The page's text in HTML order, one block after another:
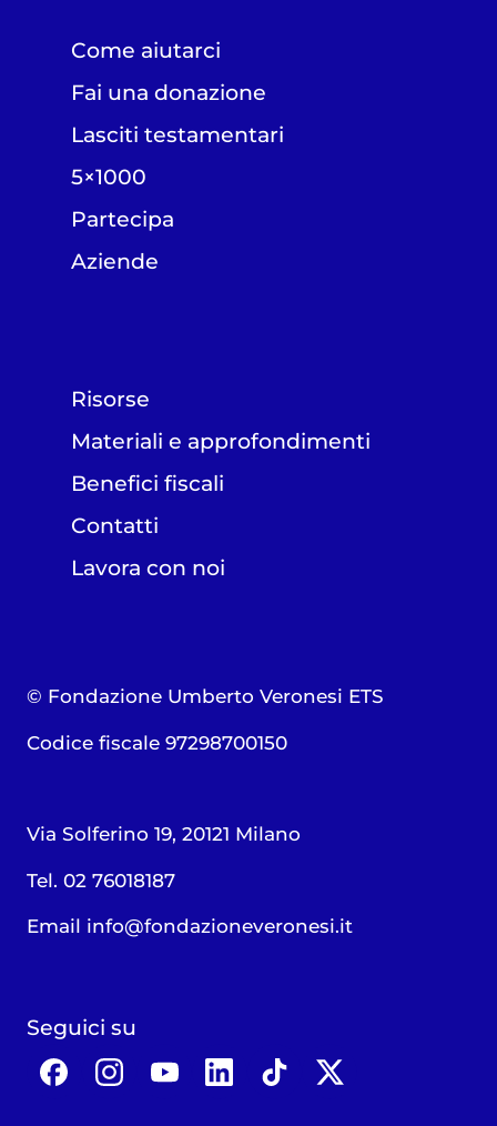
Come aiutarci
Fai una donazione
Lasciti testamentari
5×1000
Partecipa
Aziende
Risorse
Materiali e approfondimenti
Benefici fiscali
Contatti
Lavora con noi
© Fondazione Umberto Veronesi ETS
Codice fiscale 97298700150
Via Solferino 19, 20121 Milano
Tel. 02 76018187
Email info@fondazioneveronesi.it
Seguici su